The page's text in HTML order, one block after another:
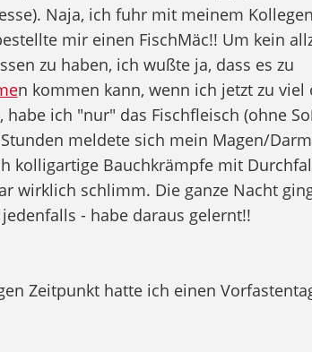
Naja, ich fuhr mit meinem
mir einen FischMäc!! Um kein
zu haben, ich wußte ja, dass es zu
n kommen kann, wenn ich jetzt zu viel
habe ich "nur" das Fischfleisch (ohne
meldete sich mein Magen/
kolligartige Bauchkrämpfe mit
wirklich schlimm. Die ganze Nacht
- habe daraus gelernt!!
Zeitpunkt hatte ich einen